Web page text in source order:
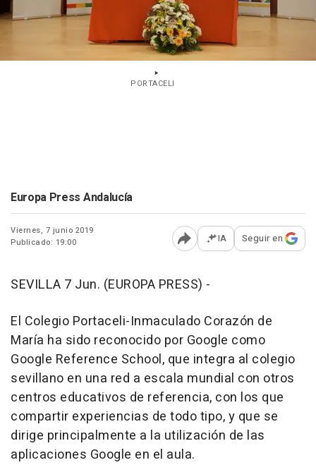
PORTACELI
Europa Press Andalucía
Viernes, 7 junio 2019
Publicado: 19:00
Abrir opciones para
IA Seguir en
SEVILLA 7 Jun. (EUROPA PRESS) -
El Colegio Portaceli-Inmaculado Corazón de
María ha sido reconocido por Google como
Google Reference School, que integra al colegio
sevillano en una red a escala mundial con otros
centros educativos de referencia, con los que
compartir experiencias de todo tipo, y que se
dirige principalmente a la utilización de las
aplicaciones Google en el aula.